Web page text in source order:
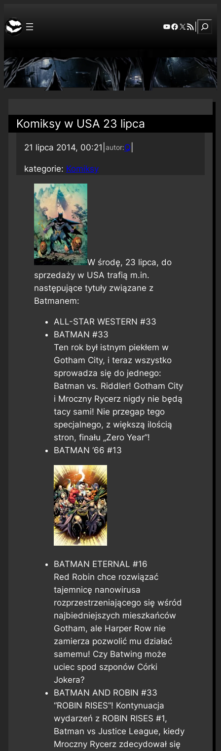
YouTube
Facebook
X RSS Feed
Komiksy w USA 23 lipca
21 lipca 2014, 00:21 autor:Q
kategorie: Komiksy
W środę, 23 lipca, do
sprzedaży w USA trafią m.in.
następujące tytuły związane z
Batmanem:
ALL-STAR WESTERN #33
BATMAN #33
Ten rok był istnym piekłem w
Gotham City, i teraz wszystko
sprowadza się do jednego:
Batman vs. Riddler! Gotham City
i Mroczny Rycerz nigdy nie będą
tacy sami! Nie przegap tego
specjalnego, z większą ilością
stron, finału „Zero Year”!
BATMAN ‘66 #13
BATMAN ETERNAL #16
Red Robin chce rozwiązać
tajemnicę nanowirusa
rozprzestrzeniającego się wśród
najbiedniejszych mieszkańców
Gotham, ale Harper Row nie
zamierza pozwolić mu działać
samemu! Czy Batwing może
uciec spod szponów Córki
Jokera?
BATMAN AND ROBIN #33
“ROBIN RISES”! Kontynuacja
wydarzeń z ROBIN RISES #1,
Batman vs Justice League, kiedy
Mroczny Rycerz zdecydował się